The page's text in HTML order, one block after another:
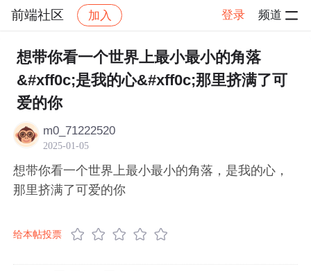
前端社区 加入 登录 频道
社区 前端社区 感慨 帖子详情
想带你看一个世界上最小最小的角落
&#xff0c;是我的心&#xff0c;那里挤满了可
爱的你
m0_71222520
2025-01-05
想带你看一个世界上最小最小的角落，是我的心，
那里挤满了可爱的你
给本帖投票